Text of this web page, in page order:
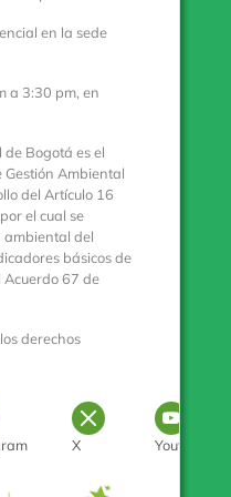
en la sede
a 3:30 pm, en
Bogotá es el
Gestión Ambiental
del Artículo 16
el cual se
ambiental del
básicos de
Acuerdo 67 de
derechos
Logo Instagram
XLogo TwitterYoutube